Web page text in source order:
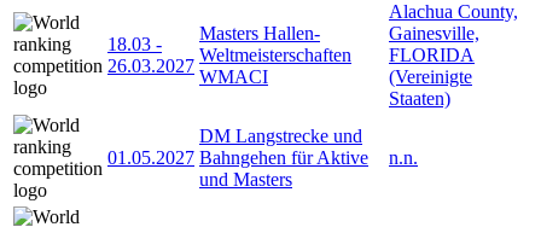
18.03 -
26.03.2027
Masters Hallen-
Weltmeisterschaften
WMACI
Alachua County,
Gainesville,
FLORIDA
(Vereinigte
Staaten)
01.05.2027
DM Langstrecke und
Bahngehen für Aktive
und Masters
n.n.